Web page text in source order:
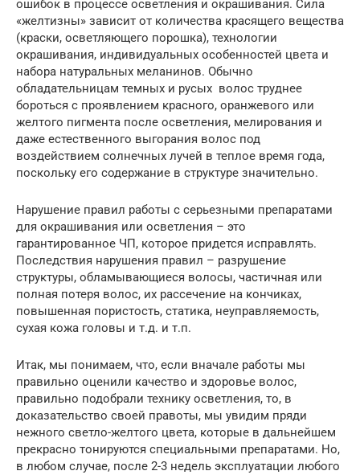
ошибок в процессе осветления и окрашивания. Сила
«желтизны» зависит от количества красящего вещества
(краски, осветляющего порошка), технологии
окрашивания, индивидуальных особенностей цвета и
набора натуральных меланинов. Обычно
обладательницам темных и русых волос труднее
бороться с проявлением красного, оранжевого или
желтого пигмента после осветления, мелирования и
даже естественного выгорания волос под
воздействием солнечных лучей в теплое время года,
поскольку его содержание в структуре значительно.
Нарушение правил работы с серьезными препаратами
для окрашивания или осветления – это
гарантированное ЧП, которое придется исправлять.
Последствия нарушения правил – разрушение
структуры, обламывающиеся волосы, частичная или
полная потеря волос, их рассечение на кончиках,
повышенная пористость, статика, неуправляемость,
сухая кожа головы и т.д. и т.п.
Итак, мы понимаем, что, если вначале работы мы
правильно оценили качество и здоровье волос,
правильно подобрали технику осветления, то, в
доказательство своей правоты, мы увидим пряди
нежного светло-желтого цвета, которые в дальнейшем
прекрасно тонируются специальными препаратами. Но,
в любом случае, после 2-3 недель эксплуатации любого